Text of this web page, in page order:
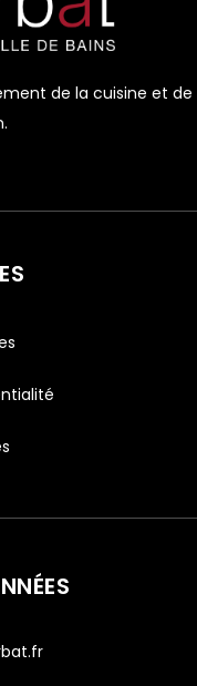
de la cuisine et de